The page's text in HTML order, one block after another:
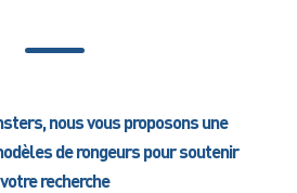
nous vous proposons une
de rongeurs pour soutenir
votre recherche